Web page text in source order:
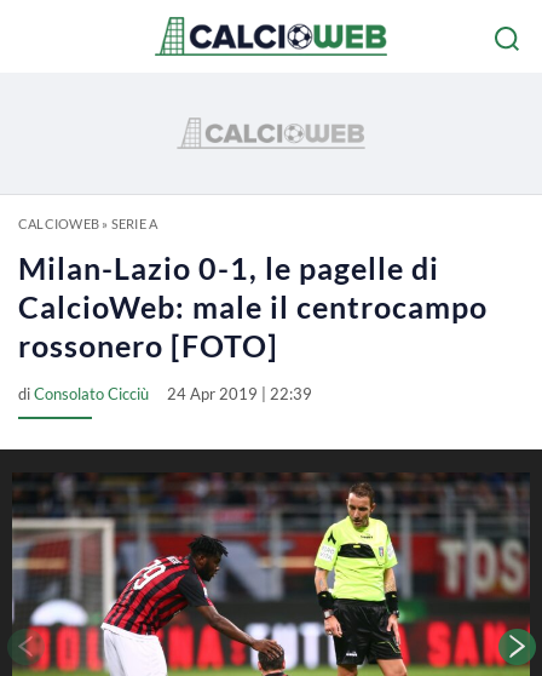
CALCIOWEB» SERIE A
Milan-Lazio 0-1, le pagelle di
CalcioWeb: male il centrocampo
rossonero [FOTO]
diConsolato Cicciù 24 Apr 2019 | 22:39